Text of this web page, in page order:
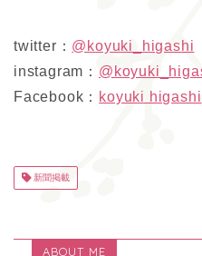
twitter： @koyuki_higashi
instagram：
Facebook： koyuki higashi
新聞掲載
ABOUT ME